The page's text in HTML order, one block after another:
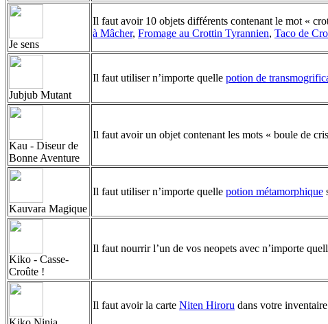
Je sens
Il faut avoir 10 objets différents contenant le mot «
à Mâcher, Fromage au Crottin Tyrannien, Taco de
Jubjub Mutant
Il faut utiliser n’importe quelle potion de
Kau - Diseur de
Bonne Aventure
Il faut avoir un objet contenant les mots « boule de
Kauvara Magique
Il faut utiliser n’importe quelle potion métamorphique
Kiko - Casse-
Croûte !
Il faut nourrir l’un de vos neopets avec n’importe
Il faut avoir la carte Niten Hiroru dans votre